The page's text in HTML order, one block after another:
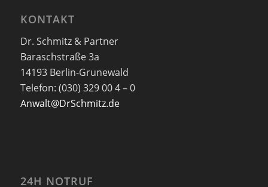
KONTAKT
Dr. Schmitz & Partner
Baraschstraße 3a
14193 Berlin-Grunewald
Telefon: (030) 329 00 4 – 0
Anwalt@DrSchmitz.de
24H NOTRUF